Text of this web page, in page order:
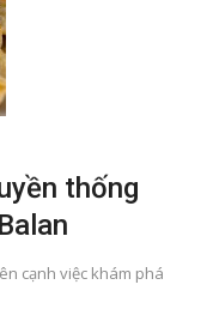
thống
cạnh việc khám phá